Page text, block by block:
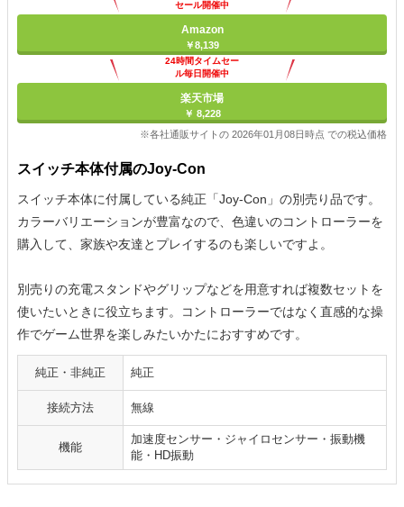
セール開催中
Amazon
￥8,139
24時間タイムセー
ル毎日開催中
楽天市場
￥ 8,228
※各社通販サイトの 2026年01月08日時点 での税込価格
スイッチ本体付属のJoy-Con
スイッチ本体に付属している純正「Joy-Con」の別売り品です。
カラーバリエーションが豊富なので、色違いのコントローラーを
購入して、家族や友達とプレイするのも楽しいですよ。
別売りの充電スタンドやグリップなどを用意すれば複数セットを
使いたいときに役立ちます。コントローラーではなく直感的な操
作でゲーム世界を楽しみたいかたにおすすめです。
純正・非純正 純正
接続方法 無線
機能
加速度センサー・ジャイロセンサー・振動機
能・HD振動